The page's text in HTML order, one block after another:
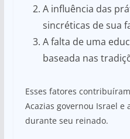
A influência das
sincréticas de sua
A falta de uma
baseada nas
Esses fatores
Acazias governou Israel e
durante seu reinado.